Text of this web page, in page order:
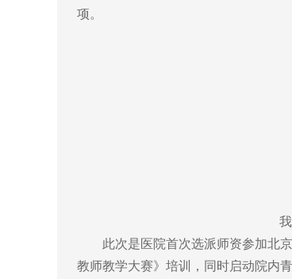
项。
此次是医院首次选派师资参加北京
教师教学大赛》培训，同时启动院内